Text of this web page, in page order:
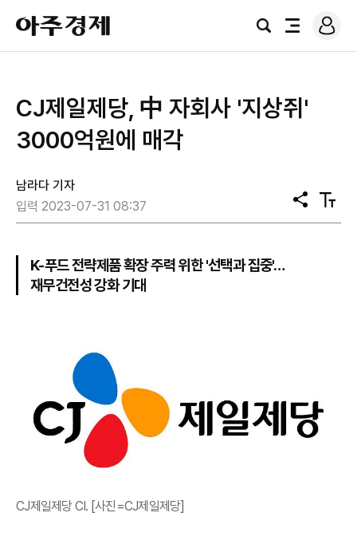
아
주
경
검
전
로
그
​CJ제일제당, 中 자회사 '지상쥐'
3000억원에 매각
남라다 기자
입력 2023-07-31 08:37
공
유
텍
스
K-푸드 전략제품 확장 주력 위한 '선택과 집중'…
재무건전성 강화 기대
CJ제일제당 CI. [사진=CJ제일제당]